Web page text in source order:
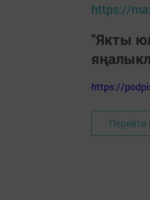
https://
"Якты
https://
Перейти